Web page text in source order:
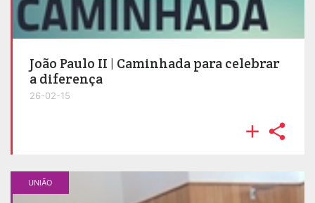
João Paulo II | Caminhada para celebrar
a diferença
26-02-15
 
UNIÃO